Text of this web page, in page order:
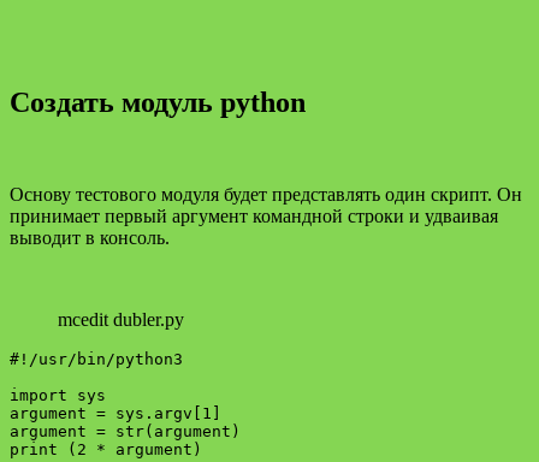
Создать модуль python
Основу тестового модуля будет представлять один скрипт. Он
принимает первый аргумент командной строки и удваивая
выводит в консоль.
mcedit dubler.py
#!/usr/bin/python3
import sys
argument = sys.argv[1]
argument = str(argument)